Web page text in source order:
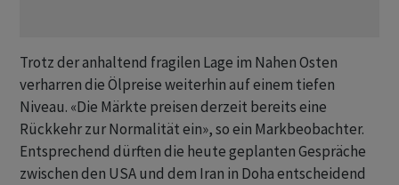
Trotz der anhaltend fragilen Lage im Nahen Osten
verharren die Ölpreise weiterhin auf einem tiefen
Niveau. «Die Märkte preisen derzeit bereits eine
Rückkehr zur Normalität ein», so ein Markbeobachter.
Entsprechend dürften die heute geplanten Gespräche
zwischen den USA und dem Iran in Doha entscheidend